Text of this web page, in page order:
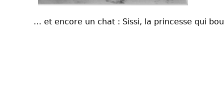
… et encore un chat : Sissi, la princesse qui